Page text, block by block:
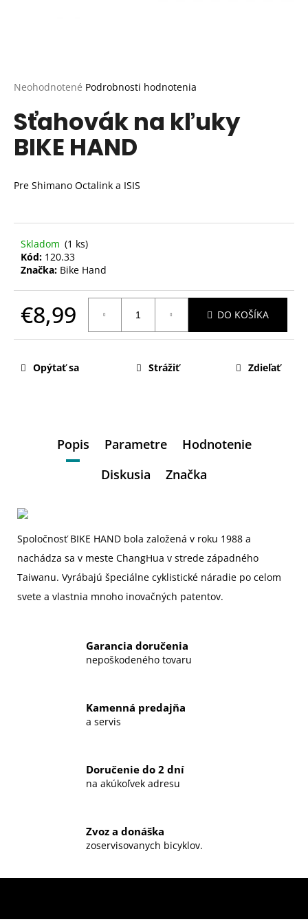
Priemerné
produktu
je
0,0
Neohodnotené Podrobnosti hodnotenia
Sťahovák na kľuky
BIKE HAND
Pre Shimano Octalink a ISIS
Skladom (1 ks)
Kód: 120.33
Značka: Bike Hand
€8,99 DO KOŠÍKA
Opýtať sa Strážiť Zdieľať
Popis Parametre
Hodnotenie
Diskusia
Značka
Spoločnosť BIKE HAND bola založená v roku 1988 a
nachádza sa v meste ChangHua v strede západného
Taiwanu. Vyrábajú špeciálne cyklistické náradie po celom
svete a vlastnia mnoho inovačných patentov.
Garancia doručenia
nepoškodeného tovaru
Kamenná predajňa
a servis
Doručenie do 2 dní
na akúkoľvek adresu
Zvoz a donáška
zoservisovanych bicyklov.